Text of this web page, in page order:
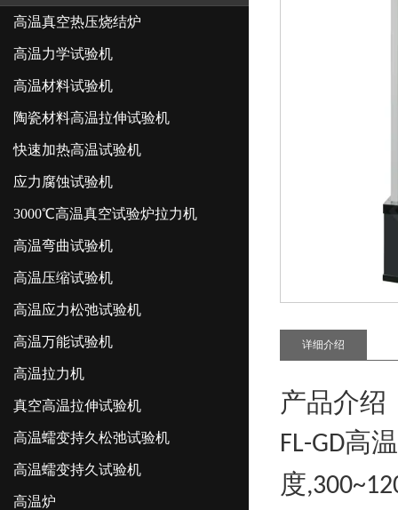
高温真空热压烧结炉
高温力学试验机
高温材料试验机
陶瓷材料高温拉伸试验机
快速加热高温试验机
应力腐蚀试验机
3000℃高温真空试验炉拉力机
高温弯曲试验机
高温压缩试验机
高温应力松弛试验机
高温万能试验机
高温拉力机
真空高温拉伸试验机
高温蠕变持久松弛试验机
高温蠕变持久试验机
高温炉
详细介绍
产品介绍
FL-GD高
度